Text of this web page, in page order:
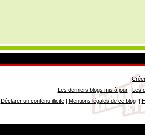
Les derniers blogs mis à jour| Les
Déclarer un contenu illicite| Mentions légales de ce blog|